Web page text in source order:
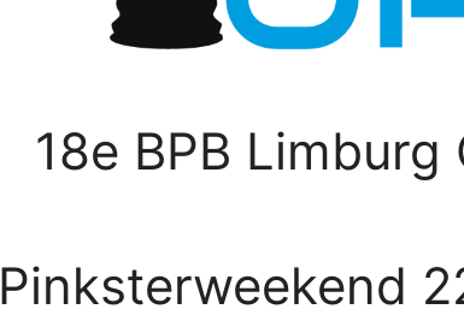
18e BPB
Pinksterweekend